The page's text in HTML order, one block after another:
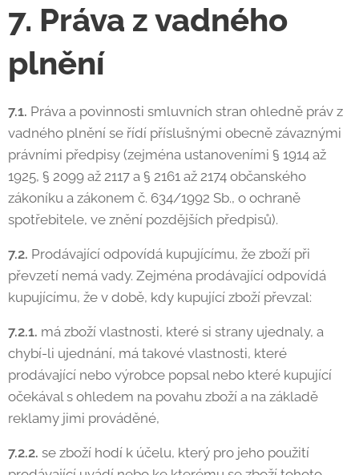
7. Práva z vadného
plnění
7.1. Práva a povinnosti smluvních stran ohledně práv z
vadného plnění se řídí příslušnými obecně závaznými
právními předpisy (zejména ustanoveními § 1914 až
1925, § 2099 až 2117 a § 2161 až 2174 občanského
zákoníku a zákonem č. 634/1992 Sb., o ochraně
spotřebitele, ve znění pozdějších předpisů).
7.2. Prodávající odpovídá kupujícímu, že zboží při
převzetí nemá vady. Zejména prodávající odpovídá
kupujícímu, že v době, kdy kupující zboží převzal:
7.2.1. má zboží vlastnosti, které si strany ujednaly, a
chybí-li ujednání, má takové vlastnosti, které
prodávající nebo výrobce popsal nebo které kupující
očekával s ohledem na povahu zboží a na základě
reklamy jimi prováděné,
7.2.2. se zboží hodí k účelu, který pro jeho použití